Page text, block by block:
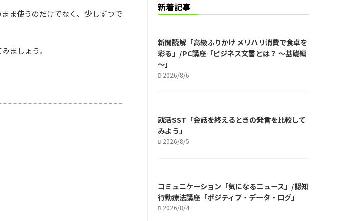
ま使うのだけでなく、少しずつで
ましょう。
新着記事
新聞読解「高級ふりかけ メリハリ消費で食卓を
彩る」/PC講座「ビジネス文書とは？ ～基礎編
～」
2026/8/6
就活SST「会話を終えるときの発言を比較して
みよう」
2026/8/5
コミュニケーション「気になるニュース」/認知
行動療法講座「ポジティブ・データ・ログ」
2026/8/4